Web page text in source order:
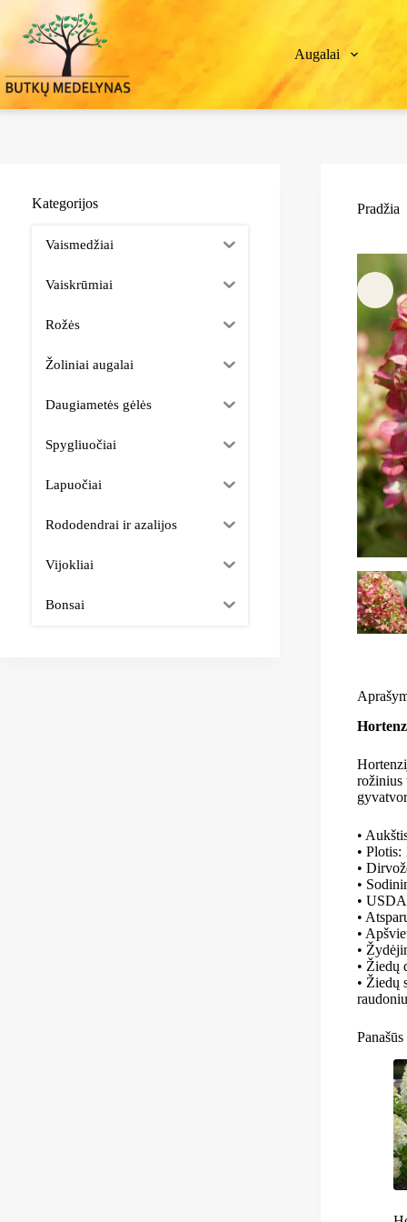
Augalai
Pradžia
rožinius
•
• Plotis:
•
•
•
•
•
•
• Žiedų
• Žiedų
Kategorijos
Vaismedžiai
Vaiskrūmiai
Rožės
Žoliniai augalai
Daugiametės gėlės
Spygliuočiai
Lapuočiai
Rododendrai ir azalijos
Vijokliai
Bonsai